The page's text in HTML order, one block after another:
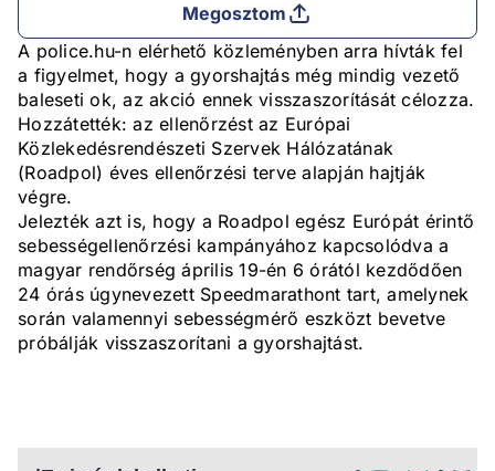
Megosztom
A police.hu-n elérhető közleményben arra hívták fel
a figyelmet, hogy a gyorshajtás még mindig vezető
baleseti ok, az akció ennek visszaszorítását célozza.
Hozzátették: az ellenőrzést az Európai
Közlekedésrendészeti Szervek Hálózatának
(Roadpol) éves ellenőrzési terve alapján hajtják
végre.
Jelezték azt is, hogy a Roadpol egész Európát érintő
sebességellenőrzési kampányához kapcsolódva a
magyar rendőrség április 19-én 6 órától kezdődően
24 órás úgynevezett Speedmarathont tart, amelynek
során valamennyi sebességmérő eszközt bevetve
próbálják visszaszorítani a gyorshajtást.